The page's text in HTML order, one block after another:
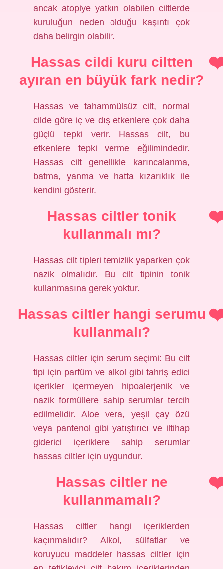
ancak atopiye yatkın olabilen ciltlerde
kuruluğun neden olduğu kaşıntı çok
daha belirgin olabilir.
Hassas cildi kuru ciltten
ayıran en büyük fark nedir?
Hassas ve tahammülsüz cilt, normal
cilde göre iç ve dış etkenlere çok daha
güçlü tepki verir. Hassas cilt, bu
etkenlere tepki verme eğilimindedir.
Hassas cilt genellikle karıncalanma,
batma, yanma ve hatta kızarıklık ile
kendini gösterir.
Hassas ciltler tonik
kullanmalı mı?
Hassas cilt tipleri temizlik yaparken çok
nazik olmalıdır. Bu cilt tipinin tonik
kullanmasına gerek yoktur.
Hassas ciltler hangi serumu
kullanmalı?
Hassas ciltler için serum seçimi: Bu cilt
tipi için parfüm ve alkol gibi tahriş edici
içerikler içermeyen hipoalerjenik ve
nazik formüllere sahip serumlar tercih
edilmelidir. Aloe vera, yeşil çay özü
veya pantenol gibi yatıştırıcı ve iltihap
giderici içeriklere sahip serumlar
hassas ciltler için uygundur.
Hassas ciltler ne
kullanmamalı?
Hassas ciltler hangi içeriklerden
kaçınmalıdır? Alkol, sülfatlar ve
koruyucu maddeler hassas ciltler için